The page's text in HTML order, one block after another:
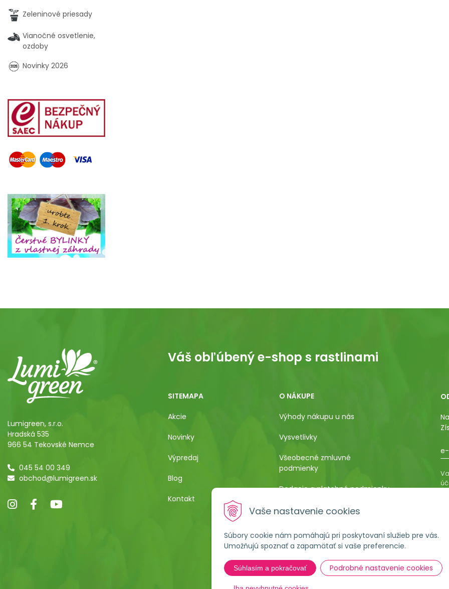
Vaše nastavenie cookies
Súbory cookie nám pomáhajú pri poskytovaní služieb pre vás.
Umožňujú spoznať a zapamätať si vaše preferencie.
Súhlasím a pokračovať Podrobné nastavenie cookies
Zeleninové priesady
Vianočné osvetlenie,
ozdoby
Novinky 2026
Lumigreen, s.r.o.
Hradská 535
966 54 Tekovské Nemce
045 54 00 349
obchod@lumigreen.sk
Váš obľúbený e-shop s rastlinami
SITEMAPA
Akcie
Novinky
Výpredaj
Blog
Kontakt
O NÁKUPE
Výhody nákupu u nás
Vysvetlivky
Všeobecné zmluvné
podmienky
Dodacie a platobné podmienky
Pestovateľský manuál
Poučenie o uplatnení práva
kupujúceho na odstúpenie od
kúpnej zmluvy
Formulár na ostúpenie od